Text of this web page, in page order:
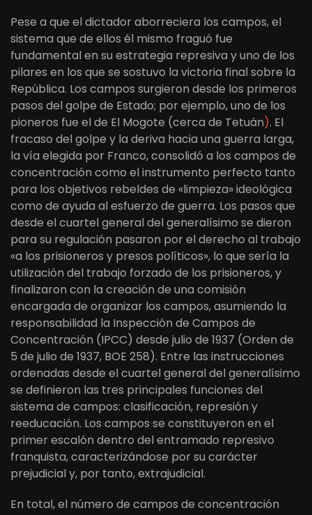
Pese a que el dictador aborreciera los campos, el
sistema que de ellos él mismo fraguó fue
fundamental en su estrategia represiva y uno de los
pilares en los que se sostuvo la victoria final sobre la
República. Los campos surgieron desde los primeros
pasos del golpe de Estado; por ejemplo, uno de los
pioneros fue el de El Mogote (cerca de Tetuán). El
fracaso del golpe y la deriva hacia una guerra larga,
la vía elegida por Franco, consolidó a los campos de
concentración como el instrumento perfecto tanto
para los objetivos rebeldes de «limpieza» ideológica
como de ayuda al esfuerzo de guerra. Los pasos que
desde el cuartel general del generalísimo se dieron
para su regulación pasaron por el derecho al trabajo
«a los prisioneros y presos políticos», lo que sería la
utilización del trabajo forzado de los prisioneros, y
finalizaron con la creación de una comisión
encargada de organizar los campos, asumiendo la
responsabilidad la Inspección de Campos de
Concentración (IPCC) desde julio de 1937 (Orden de
5 de julio de 1937, BOE 258). Entre las instrucciones
ordenadas desde el cuartel general del generalísimo
se definieron las tres principales funciones del
sistema de campos: clasificación, represión y
reeducación. Los campos se constituyeron en el
primer escalón dentro del entramado represivo
franquista, caracterizándose por su carácter
prejudicial y, por tanto, extrajudicial.
En total, el número de campos de concentración